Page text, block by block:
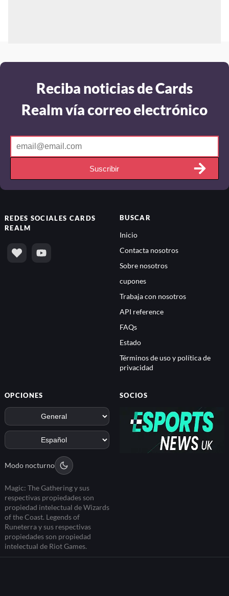
Reciba noticias de Cards
Realm vía correo electrónico
Suscribir
REDES SOCIALES CARDS
REALM
BUSCAR
Inicio
Contacta nosotros
Sobre nosotros
cupones
Trabaja con nosotros
API reference
FAQs
Estado
Términos de uso y política de
privacidad
OPCIONES
Modo nocturno
Magic: The Gathering y sus
respectivas propiedades son
propiedad intelectual de Wizards
of the Coast. Legends of
Runeterra y sus respectivas
propiedades son propiedad
intelectual de Riot Games.
SOCIOS